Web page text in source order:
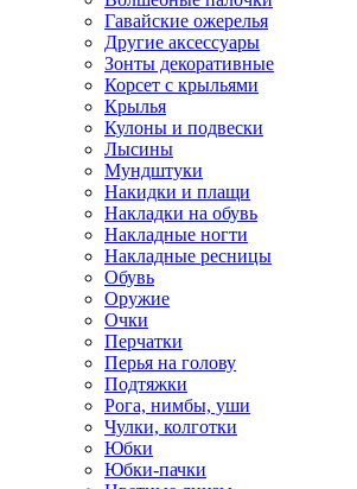
Гавайские ожерелья
Другие аксессуары
Зонты декоративные
Корсет с крыльями
Крылья
Кулоны и подвески
Лысины
Мундштуки
Накидки и плащи
Накладки на обувь
Накладные ногти
Накладные ресницы
Обувь
Оружие
Очки
Перчатки
Перья на голову
Подтяжки
Рога, нимбы, уши
Чулки, колготки
Юбки
Юбки-пачки